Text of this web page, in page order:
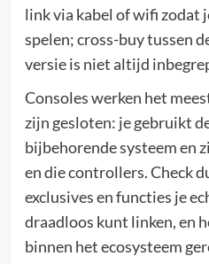
link via kabel of wifi zodat
spelen; cross-buy tussen
versie is niet altijd
Consoles werken het
zijn gesloten: je gebruikt
bijbehorende systeem en
en die controllers. Check
exclusives en functies je
draadloos kunt linken, en
binnen het ecosysteem